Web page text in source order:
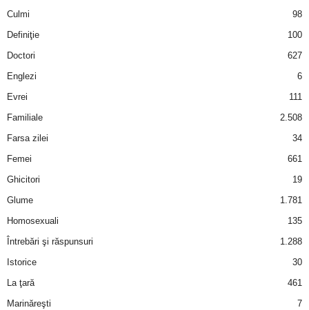
Culmi
98
Definiţie
100
Doctori
627
Englezi
6
Evrei
111
Familiale
2.508
Farsa zilei
34
Femei
661
Ghicitori
19
Glume
1.781
Homosexuali
135
Întrebări şi răspunsuri
1.288
Istorice
30
La ţară
461
Marinăreşti
7